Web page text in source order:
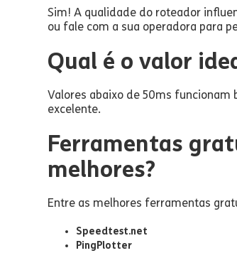
Sim! A qualidade do roteador
ou fale com a sua operadora para
Qual é o valor
Valores abaixo de 50ms funcionam
excelente.
Ferramentas
melhores?
Entre as melhores ferramentas
Speedtest.net
PingPlotter